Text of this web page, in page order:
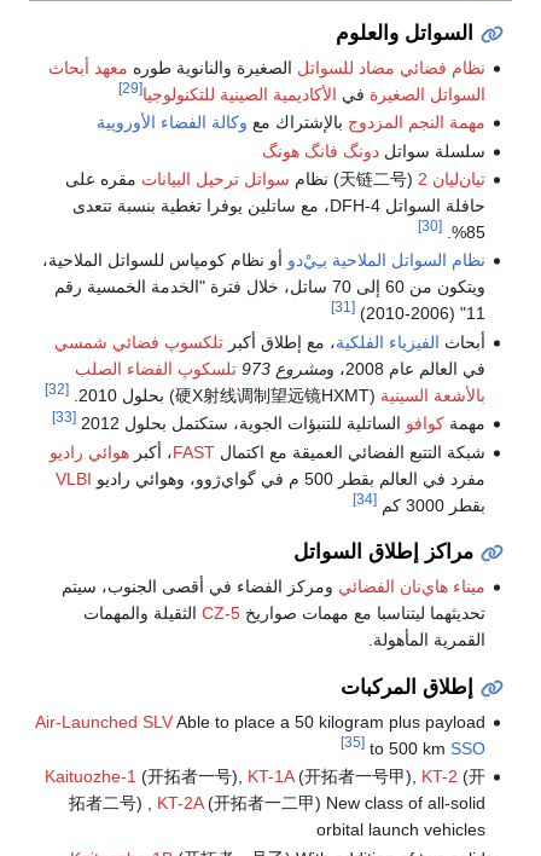
السواتل والعلوم
نظام فضائي مضاد للسواتل الصغيرة والنانوية طوره معهد أبحاث
السواتل الصغيرة في الأكاديمية الصينية للتكنولوجيا[29]
مهمة النجم المزدوج بالإشتراك مع وكالة الفضاء الأوروپية
سلسلة سواتلدونگ فانگ هونگ
تيان‌ليان 2
(天链二号) نظام سواتل ترحيل البيانات مقره على
حافلة السواتل DFH-4، مع ساتلين يوفرا تغطية بنسبة تتعدى
85%.
[30]
نظام السواتل الملاحية بـِيْ‌دو أو نظام كومپاس للسواتل الملاحية،
ويتكون من 60 إلى 70 ساتل، خلال فترة "الخدمة الخمسية رقم
11" (2006-2010)
[31]
أبحاث الفيزياء الفلكية، مع إطلاق أكبرتلكسوپ فضائي شمسي
في العالم عام 2008، و
مشروع 973
تلسكوپ الفضاء الصلب
بالأشعة السينية (硬X射线调制望远镜HXMT) بحلول 2010. [32]
مهمةكوافو الساتلية للتنبؤات الجوية، ستكتمل بحلول 2012 [33]
شبكة التتبع الفضائي العميقة مع اكتمالFAST، أكبرهوائي راديو
مفرد في العالم بقطر 500 م في گواي‌ژوو، وهوائي راديو
VLBI
بقطر 3000 كم
[34]
مراكز إطلاق السواتل
ميناء هاي‌نان الفضائي ومركز الفضاء في أقصى الجنوب، سيتم
تحديثهما ليتناسبا مع مهمات صواريخCZ-5 الثقيلة والمهمات
القمرية المأهولة.
إطلاق المركبات
Air-Launched SLVAble to place a 50 kilogram plus payload
to 500 km SSO
[35]
Kaituozhe-1 (开拓者一号), KT-1A(开拓者一号甲), KT-2 (开
拓者二号) , KT-2A(开拓者一二甲) New class of all-solid
orbital launch vehicles